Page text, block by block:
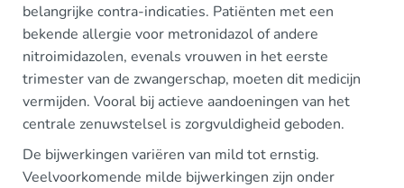
belangrijke contra-indicaties. Patiënten met een
bekende allergie voor metronidazol of andere
nitroimidazolen, evenals vrouwen in het eerste
trimester van de zwangerschap, moeten dit medicijn
vermijden. Vooral bij actieve aandoeningen van het
centrale zenuwstelsel is zorgvuldigheid geboden.
De bijwerkingen variëren van mild tot ernstig.
Veelvoorkomende milde bijwerkingen zijn onder